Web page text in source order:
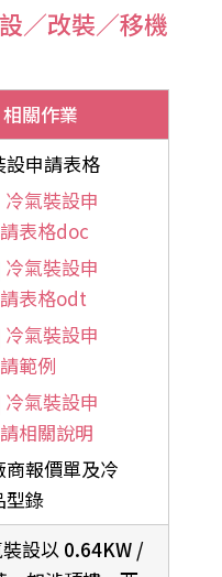
／改裝／移機
相關作業
設申請表格
冷氣裝設申
請表格doc
冷氣裝設申
請表格odt
冷氣裝設申
請範例
冷氣裝設申
請相關說明
商報價單及冷
型錄
設以0.64KW /